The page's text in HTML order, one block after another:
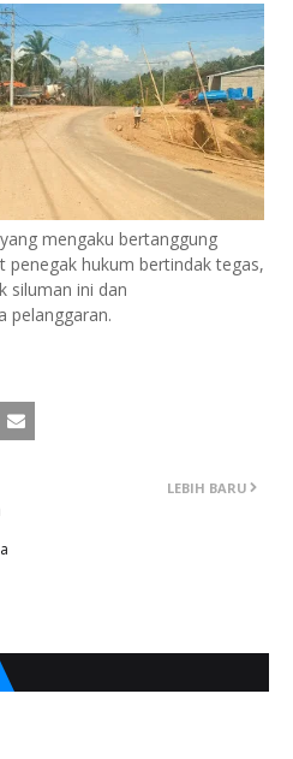
mengaku bertanggung
hukum bertindak tegas,
siluman ini dan
pelanggaran.
LEBIH BARU